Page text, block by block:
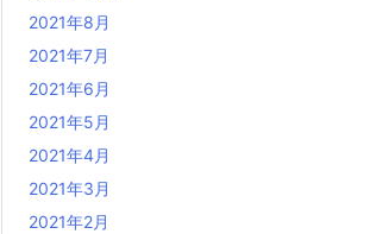
2021年8月
2021年7月
2021年6月
2021年5月
2021年4月
2021年3月
2021年2月